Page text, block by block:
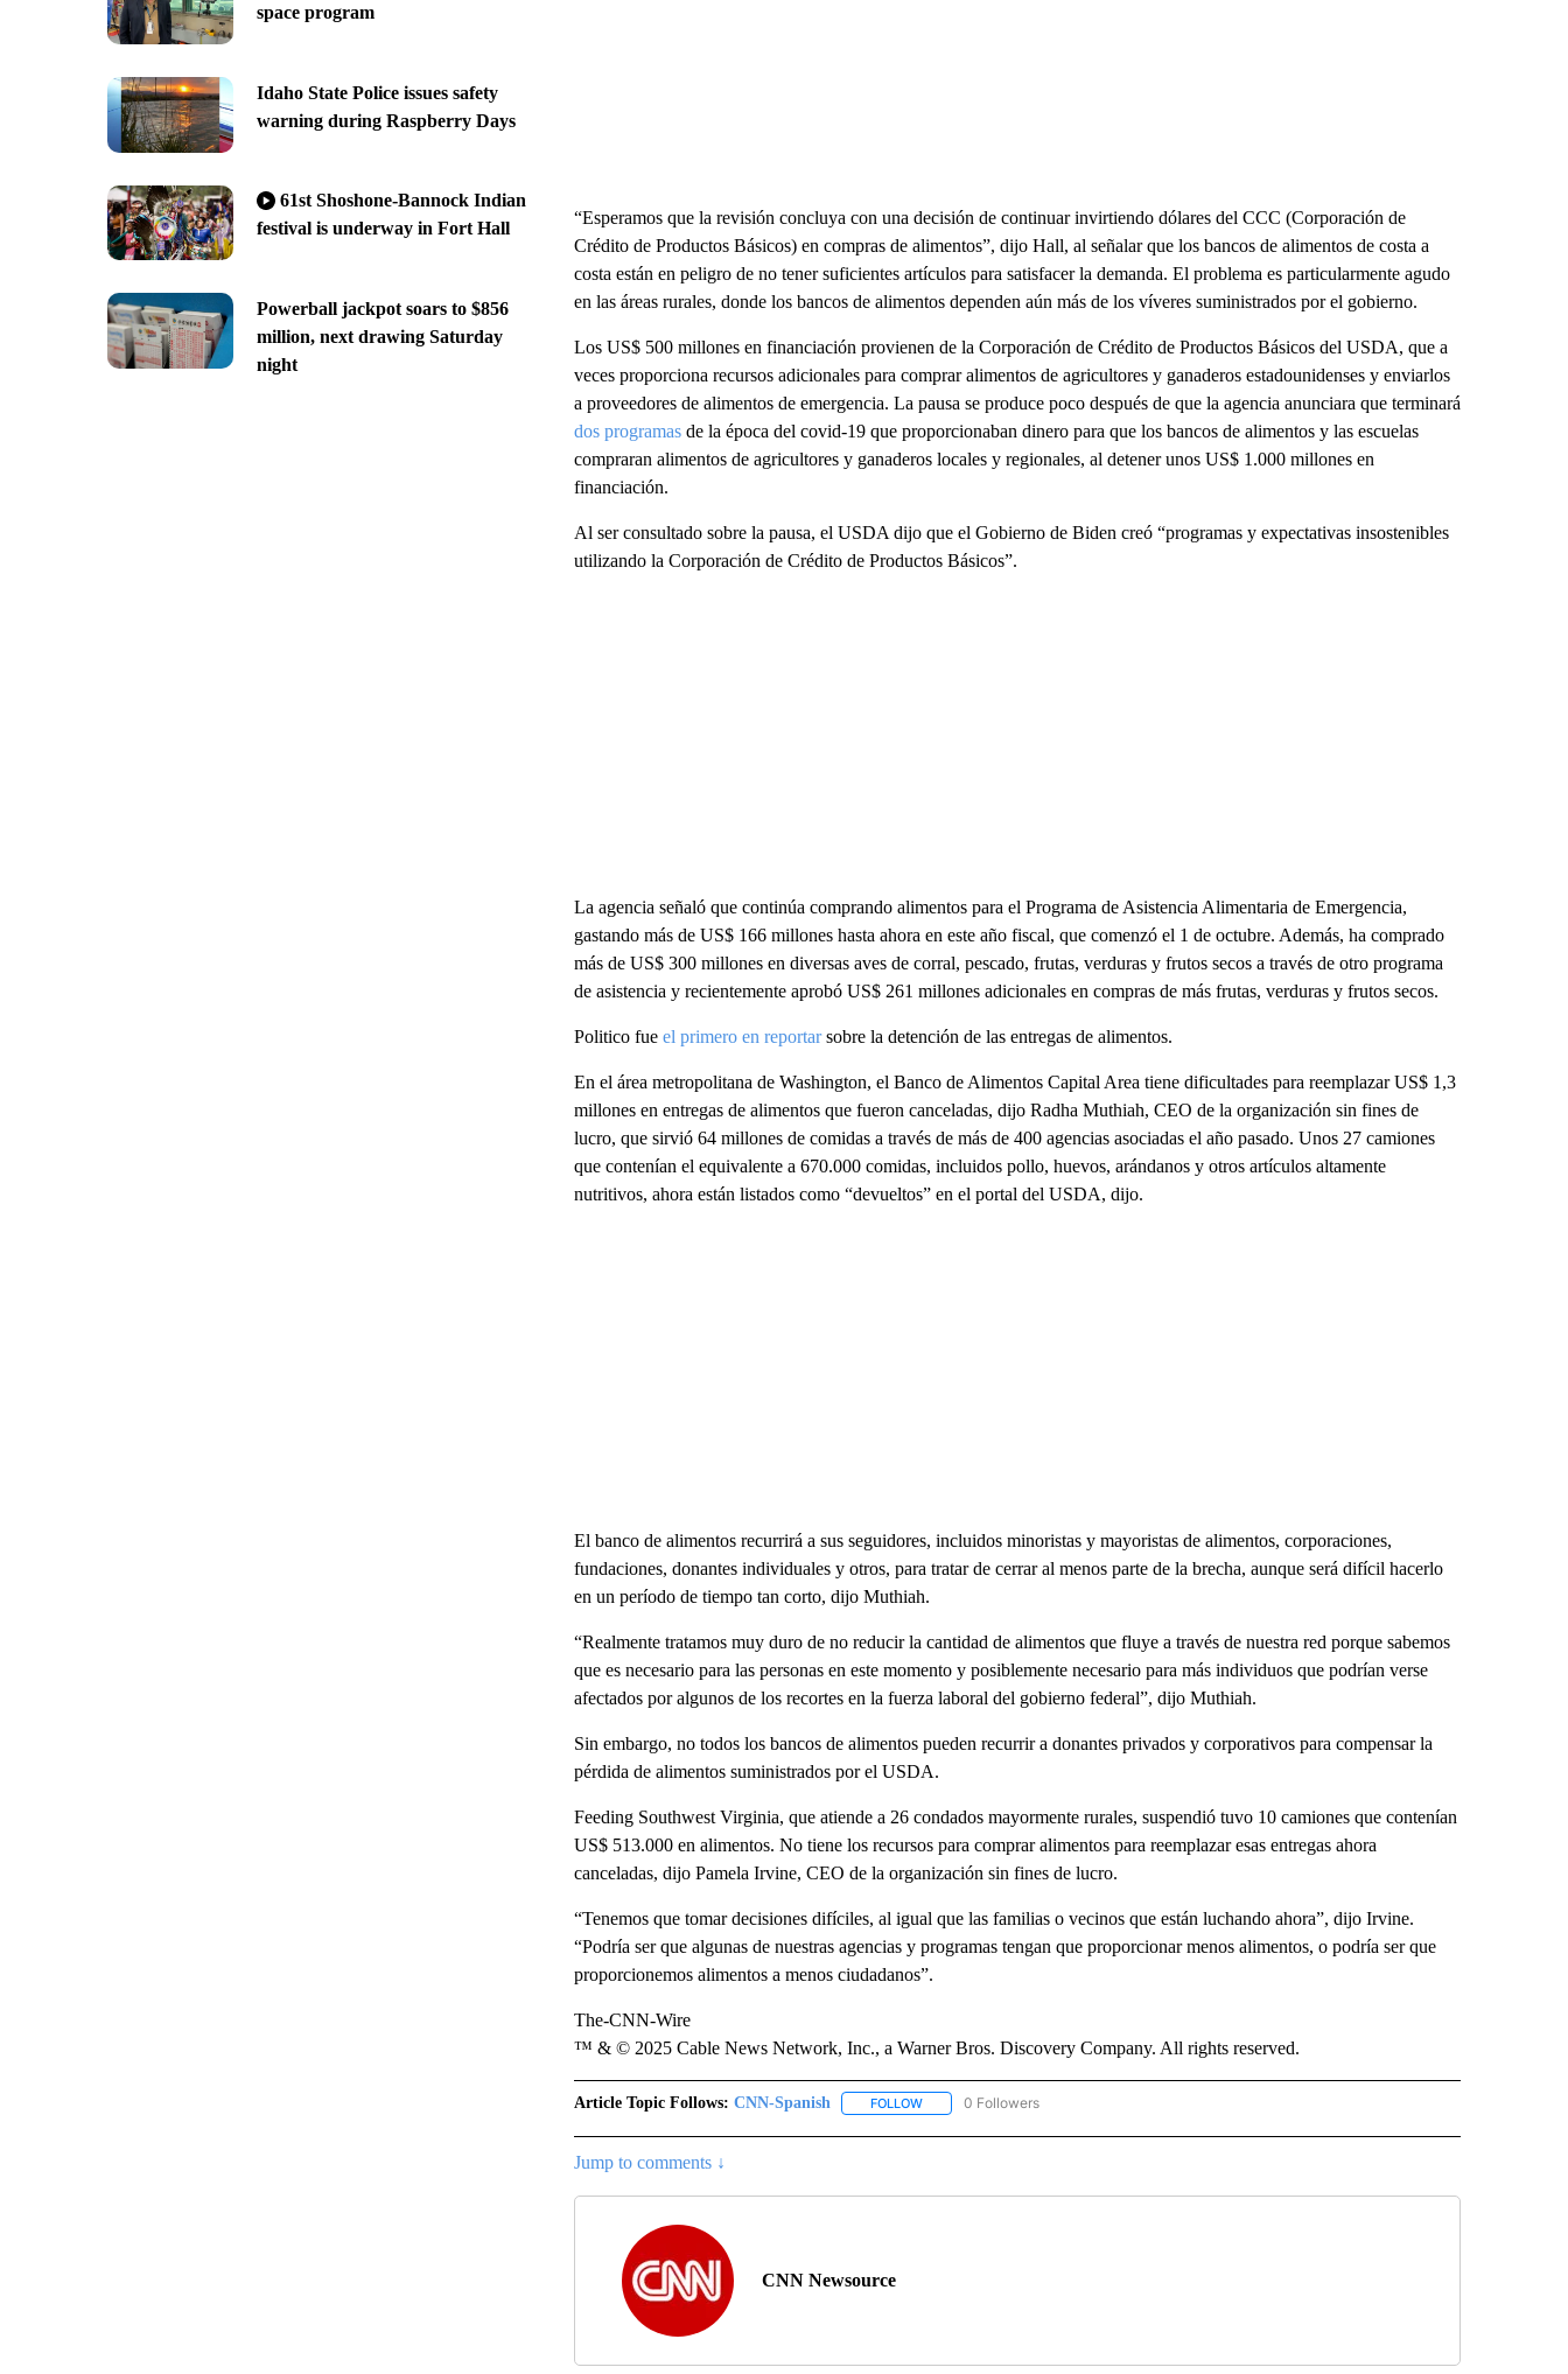
space program
Idaho State Police issues safety
warning during Raspberry Days
61st Shoshone-Bannock Indian
festival is underway in Fort Hall
Powerball jackpot soars to $856
million, next drawing Saturday
night
“Esperamos que la revisión concluya con una decisión de continuar invirtiendo dólares del CCC (Corporación de
Crédito de Productos Básicos) en compras de alimentos”, dijo Hall, al señalar que los bancos de alimentos de costa a
costa están en peligro de no tener suficientes artículos para satisfacer la demanda. El problema es particularmente agudo
en las áreas rurales, donde los bancos de alimentos dependen aún más de los víveres suministrados por el gobierno.
Los US$ 500 millones en financiación provienen de la Corporación de Crédito de Productos Básicos del USDA, que a
veces proporciona recursos adicionales para comprar alimentos de agricultores y ganaderos estadounidenses y enviarlos
a proveedores de alimentos de emergencia. La pausa se produce poco después de que la agencia anunciara que terminará
dos programasde la época del covid-19 que proporcionaban dinero para que los bancos de alimentos y las escuelas
compraran alimentos de agricultores y ganaderos locales y regionales, al detener unos US$ 1.000 millones en
financiación.
Al ser consultado sobre la pausa, el USDA dijo que el Gobierno de Biden creó “programas y expectativas insostenibles
utilizando la Corporación de Crédito de Productos Básicos”.
La agencia señaló que continúa comprando alimentos para el Programa de Asistencia Alimentaria de Emergencia,
gastando más de US$ 166 millones hasta ahora en este año fiscal, que comenzó el 1 de octubre. Además, ha comprado
más de US$ 300 millones en diversas aves de corral, pescado, frutas, verduras y frutos secos a través de otro programa
de asistencia y recientemente aprobó US$ 261 millones adicionales en compras de más frutas, verduras y frutos secos.
Politico fue el primero en reportarsobre la detención de las entregas de alimentos.
En el área metropolitana de Washington, el Banco de Alimentos Capital Area tiene dificultades para reemplazar US$ 1,3
millones en entregas de alimentos que fueron canceladas, dijo Radha Muthiah, CEO de la organización sin fines de
lucro, que sirvió 64 millones de comidas a través de más de 400 agencias asociadas el año pasado. Unos 27 camiones
que contenían el equivalente a 670.000 comidas, incluidos pollo, huevos, arándanos y otros artículos altamente
nutritivos, ahora están listados como “devueltos” en el portal del USDA, dijo.
El banco de alimentos recurrirá a sus seguidores, incluidos minoristas y mayoristas de alimentos, corporaciones,
fundaciones, donantes individuales y otros, para tratar de cerrar al menos parte de la brecha, aunque será difícil hacerlo
en un período de tiempo tan corto, dijo Muthiah.
“Realmente tratamos muy duro de no reducir la cantidad de alimentos que fluye a través de nuestra red porque sabemos
que es necesario para las personas en este momento y posiblemente necesario para más individuos que podrían verse
afectados por algunos de los recortes en la fuerza laboral del gobierno federal”, dijo Muthiah.
Sin embargo, no todos los bancos de alimentos pueden recurrir a donantes privados y corporativos para compensar la
pérdida de alimentos suministrados por el USDA.
Feeding Southwest Virginia, que atiende a 26 condados mayormente rurales, suspendió tuvo 10 camiones que contenían
US$ 513.000 en alimentos. No tiene los recursos para comprar alimentos para reemplazar esas entregas ahora
canceladas, dijo Pamela Irvine, CEO de la organización sin fines de lucro.
“Tenemos que tomar decisiones difíciles, al igual que las familias o vecinos que están luchando ahora”, dijo Irvine.
“Podría ser que algunas de nuestras agencias y programas tengan que proporcionar menos alimentos, o podría ser que
proporcionemos alimentos a menos ciudadanos”.
The-CNN-Wire
™ & © 2025 Cable News Network, Inc., a Warner Bros. Discovery Company. All rights reserved.
Article Topic Follows: CNN-Spanish FOLLOWFOLLOW "CNN-SPANISH" TO RECEIVE NOTIFICATIONS ABOUT NEW PAGES ON "CNN-SPANISH".
0 Followers
Jump to comments ↓
CNN Newsource